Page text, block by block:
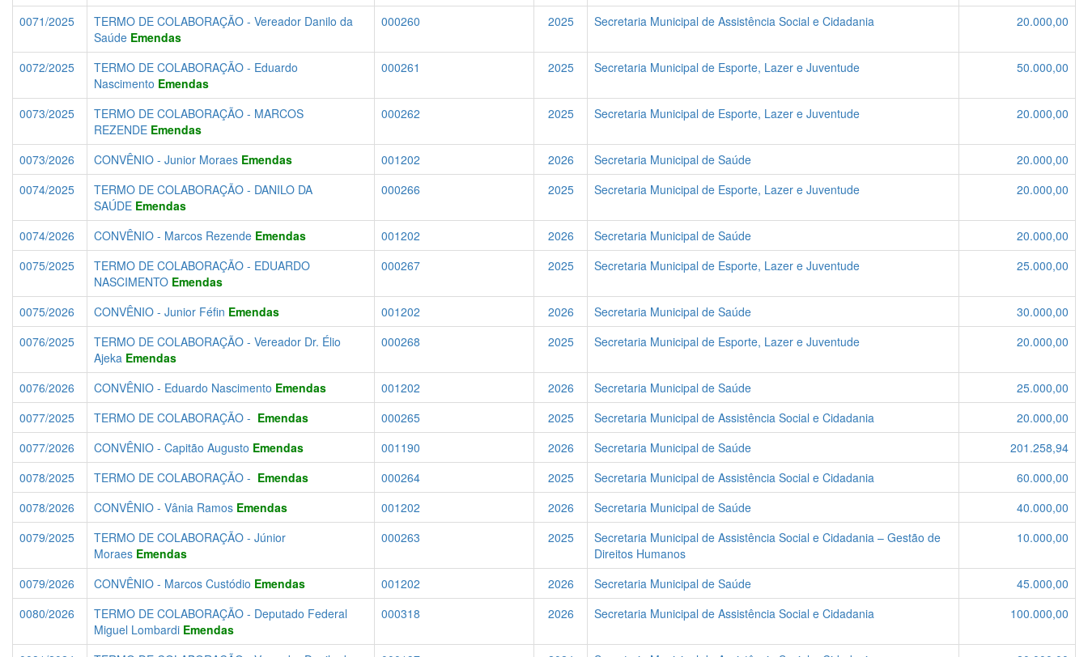
0071/2025
TERMO DE COLABORAÇÃO - Vereador Danilo da
Saúde Emendas
000260 2025 Secretaria Municipal de Assistência Social e Cidadania 20.000,00
0072/2025
TERMO DE COLABORAÇÃO - Eduardo
Nascimento Emendas
000261 2025 Secretaria Municipal de Esporte, Lazer e Juventude 50.000,00
0073/2025
TERMO DE COLABORAÇÃO - MARCOS
REZENDE Emendas
000262 2025 Secretaria Municipal de Esporte, Lazer e Juventude 20.000,00
0073/2026 CONVÊNIO - Junior Moraes Emendas 001202 2026 Secretaria Municipal de Saúde
20.000,00
0074/2025
TERMO DE COLABORAÇÃO - DANILO DA
SAÚDE Emendas
000266 2025 Secretaria Municipal de Esporte, Lazer e Juventude 20.000,00
0074/2026 CONVÊNIO - Marcos Rezende Emendas 001202 2026 Secretaria Municipal de Saúde
20.000,00
0075/2025
TERMO DE COLABORAÇÃO - EDUARDO
NASCIMENTO Emendas
000267 2025 Secretaria Municipal de Esporte, Lazer e Juventude 25.000,00
0075/2026 CONVÊNIO - Junior Féfin Emendas 001202 2026 Secretaria Municipal de Saúde
30.000,00
0076/2025
TERMO DE COLABORAÇÃO - Vereador Dr. Élio
Ajeka Emendas
000268 2025 Secretaria Municipal de Esporte, Lazer e Juventude 20.000,00
0076/2026 CONVÊNIO - Eduardo Nascimento Emendas 001202 2026 Secretaria Municipal de Saúde
25.000,00
0077/2025
TERMO DE COLABORAÇÃO - Emendas 000265 2025 Secretaria Municipal de Assistência Social e Cidadania
20.000,00
0077/2026
CONVÊNIO - Capitão Augusto Emendas 001190 2026 Secretaria Municipal de Saúde
201.258,94
0078/2025
TERMO DE COLABORAÇÃO - Emendas 000264 2025 Secretaria Municipal de Assistência Social e Cidadania
60.000,00
0078/2026
CONVÊNIO - Vânia Ramos Emendas 001202 2026 Secretaria Municipal de Saúde
40.000,00
0079/2025
TERMO DE COLABORAÇÃO - Júnior
Moraes Emendas
000263 2025
Secretaria Municipal de Assistência Social e Cidadania – Gestão de
Direitos Humanos
10.000,00
0079/2026 CONVÊNIO - Marcos Custódio Emendas 001202 2026 Secretaria Municipal de Saúde
45.000,00
0080/2026
TERMO DE COLABORAÇÃO - Deputado Federal
Miguel Lombardi Emendas
000318 2026 Secretaria Municipal de Assistência Social e Cidadania 100.000,00